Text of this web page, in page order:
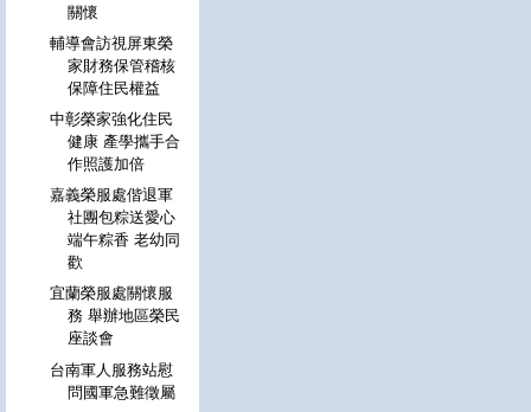
關懷
輔導會訪視屏東榮
家財務保管稽核
保障住民權益
中彰榮家強化住民
健康 產學攜手合
作照護加倍
嘉義榮服處偕退軍
社團包粽送愛心
端午粽香 老幼同
歡
宜蘭榮服處關懷服
務 舉辦地區榮民
座談會
台南軍人服務站慰
問國軍急難徵屬